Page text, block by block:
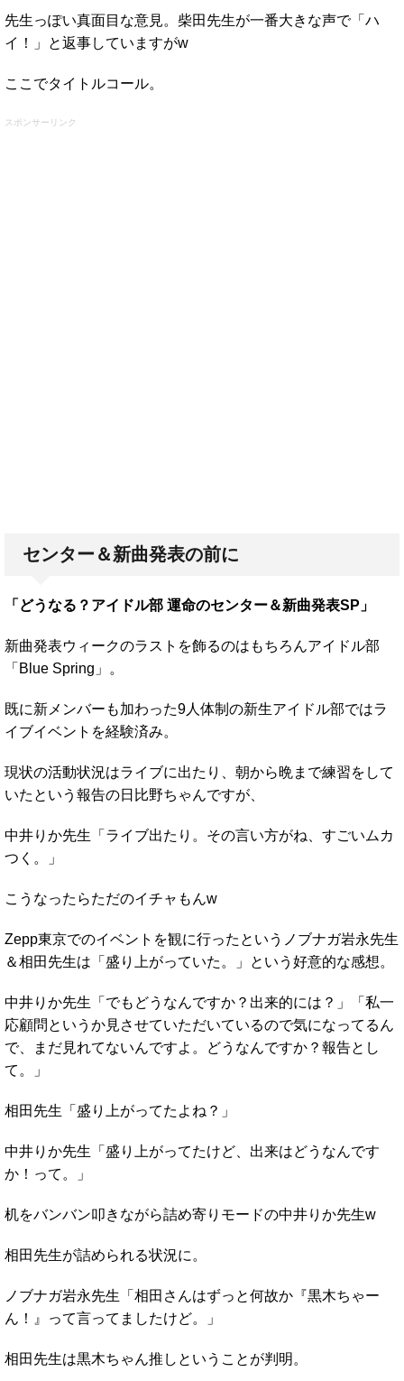
先生っぽい真面目な意見。柴田先生が一番大きな声で「ハ
イ！」と返事していますがw
ここでタイトルコール。
スポンサーリンク
センター＆新曲発表の前に
「どうなる？アイドル部 運命のセンター＆新曲発表SP」
新曲発表ウィークのラストを飾るのはもちろんアイドル部
「Blue Spring」。
既に新メンバーも加わった9人体制の新生アイドル部ではラ
イブイベントを経験済み。
現状の活動状況はライブに出たり、朝から晩まで練習をして
いたという報告の日比野ちゃんですが、
中井りか先生「ライブ出たり。その言い方がね、すごいムカ
つく。」
こうなったらただのイチャもんw
Zepp東京でのイベントを観に行ったというノブナガ岩永先生
＆相田先生は「盛り上がっていた。」という好意的な感想。
中井りか先生「でもどうなんですか？出来的には？」「私一
応顧問というか見させていただいているので気になってるん
で、まだ見れてないんですよ。どうなんですか？報告とし
て。」
相田先生「盛り上がってたよね？」
中井りか先生「盛り上がってたけど、出来はどうなんです
か！って。」
机をバンバン叩きながら詰め寄りモードの中井りか先生w
相田先生が詰められる状況に。
ノブナガ岩永先生「相田さんはずっと何故か『黒木ちゃー
ん！』って言ってましたけど。」
相田先生は黒木ちゃん推しということが判明。